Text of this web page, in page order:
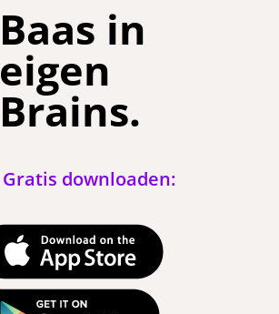
Baas in
eigen
Brains.
Gratis downloaden: